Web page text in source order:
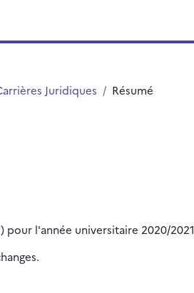
Juridiques Résumé
pour l'année universitaire 2020/2021